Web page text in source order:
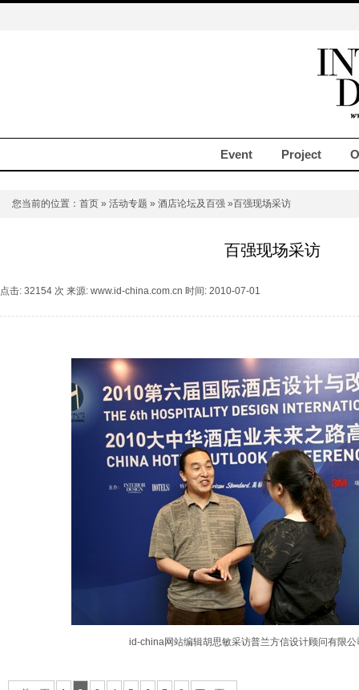
Event Project
您当前的位置： 首页 » 活动专题 » 酒店论坛及百强 »百强现场采访
百强现场采访
点击: 32154 次 来源: www.id-china.com.cn 时间: 2010-07-01
id-china网站编辑胡思敏采访普兰方信设计顾问有限